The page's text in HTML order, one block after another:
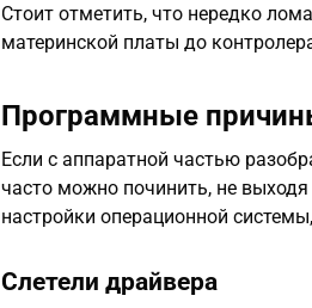
Стоит отметить, что нередко
материнской платы до
Программные
Если с аппаратной частью
часто можно починить, не
настройки операционной
Слетели драйвера